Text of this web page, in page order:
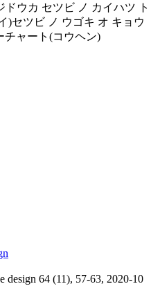
ドウカ セツビ ノ カイハツ ト
)セツビ ノ ウゴキ オ キョウ
チャート(コウヘン)
design 64 (11), 57-63, 2020-10